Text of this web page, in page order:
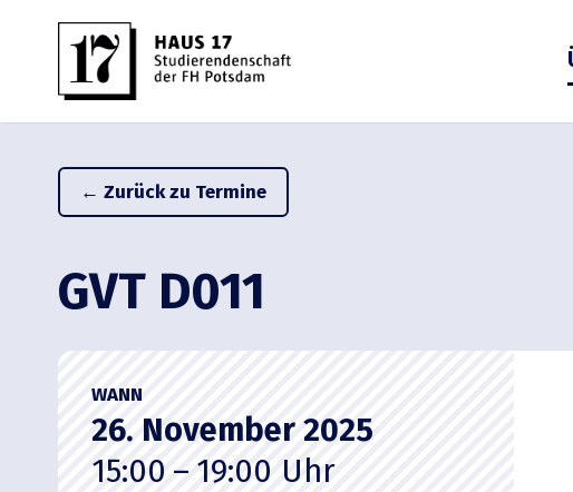
← Zurück zu Termine
GVT D011
WANN
26. November 2025
15:00 – 19:00 Uhr